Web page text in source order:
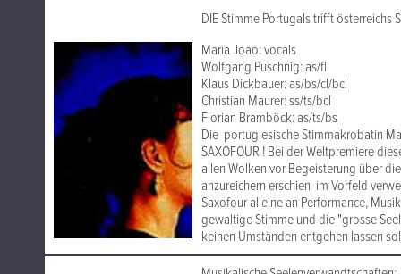
DIE Stimme Portugals trifft österreichs
Maria Joao: vocals
Wolfgang Puschnig: as/fl
Klaus Dickbauer: as/bs/cl/bcl
Christian Maurer: ss/ts/bcl
Florian Bramböck: as/ts/bs
Die portugiesische Stimmakrobatin
SAXOFOUR ! Bei der Weltpremiere
allen Wolken vor Begeisterung über
anzureichern erschien im Vorfeld
Saxofour alleine an Performance,
gewaltige Stimme und die "grosse
keinen Umständen entgehen lassen